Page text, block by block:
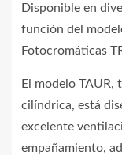
Disponible en
función del
Fotocromáticas
El modelo TAUR,
cilíndrica, está
excelente
empañamiento,